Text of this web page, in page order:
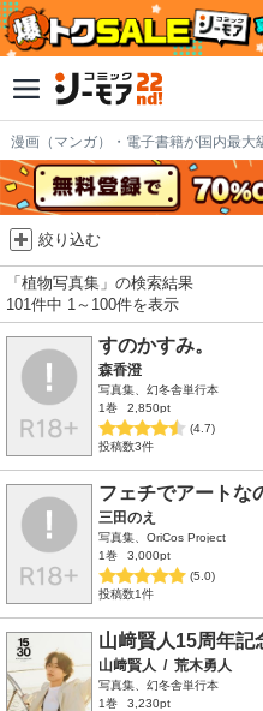
漫画（マンガ）・電子書籍が国内最大
絞り込む
「植物写真集」の検索結果
101件中 1～100件を表示
すのかすみ。
森香澄
写真集、幻冬舎単行本
1巻
2,850pt
(4.7)
投稿数3件
フェチでアートな
三田のえ
写真集、OriCos Project
1巻
3,000pt
(5.0)
投稿数1件
山﨑賢人15周年記
山﨑賢人 / 荒木勇人
写真集、幻冬舎単行本
1巻
3,230pt